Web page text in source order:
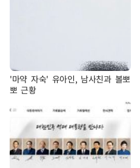
'마약 자숙' 유아인, 남사친과 볼뽀
뽀 근황